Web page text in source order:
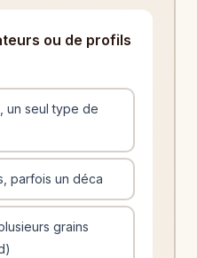
ou de profils
un seul type de
parfois un déca
grains